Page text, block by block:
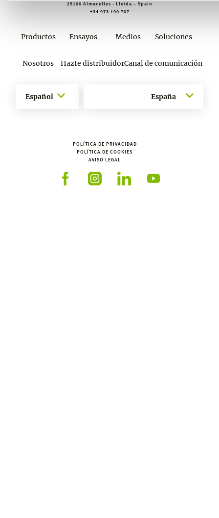
25100 Almacelles - Lleida – Spain
+34 973 190 707
Productos Ensayos Medios Soluciones
Nosotros Hazte distribuidorCanal de comunicación
Español España
POLÍTICA DE PRIVACIDAD
POLÍTICA DE COOKIES
AVISO LEGAL